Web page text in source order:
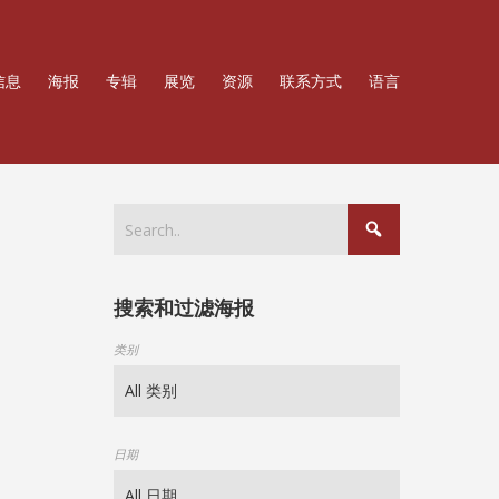
息 海报 专辑 展览 资源 联系方式 语言
搜索和过滤海报
类别
日期